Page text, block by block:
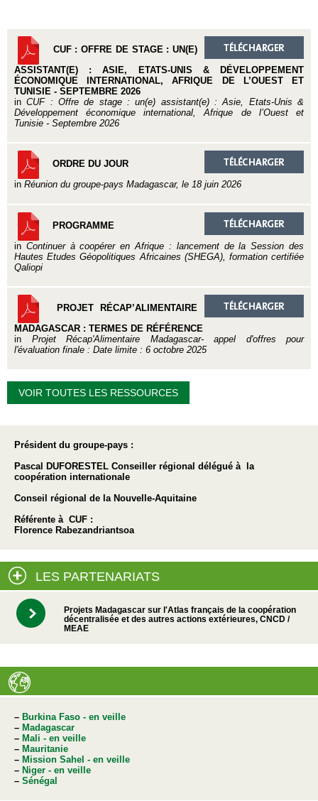
CUF : OFFRE DE STAGE : UN(E)
ASSISTANT(E) : ASIE, ETATS-UNIS & DÉVELOPPEMENT
ÉCONOMIQUE INTERNATIONAL, AFRIQUE DE L’OUEST ET
TUNISIE - SEPTEMBRE 2026
inCUF : Offre de stage : un(e) assistant(e) : Asie, Etats-Unis &
Développement économique international, Afrique de l’Ouest et
Tunisie - Septembre 2026
ORDRE DU JOUR
in Réunion du groupe-pays Madagascar, le 18 juin 2026
PROGRAMME
in Continuer à coopérer en Afrique : lancement de la Session des
Hautes Etudes Géopolitiques Africaines (SHEGA), formation certifiée
Qaliopi
PROJET RÉCAP’ALIMENTAIRE
MADAGASCAR : TERMES DE RÉFÉRENCE
in Projet Récap'Alimentaire Madagascar- appel d'offres pour
l'évaluation finale : Date limite : 6 octobre 2025
VOIR TOUTES LES RESSOURCES
Président du groupe-pays :
Pascal DUFORESTEL Conseiller régional délégué à la
coopération internationale
Conseil régional de la Nouvelle-Aquitaine
Référente à CUF :
Florence Rabezandriantsoa
LES PARTENARIATS
Projets Madagascar sur l'Atlas français de la coopération
décentralisée et des autres actions extérieures, CNCD /
MEAE
– Burkina Faso - en veille
– Madagascar
– Mali - en veille
– Mauritanie
– Mission Sahel - en veille
– Niger - en veille
– Sénégal